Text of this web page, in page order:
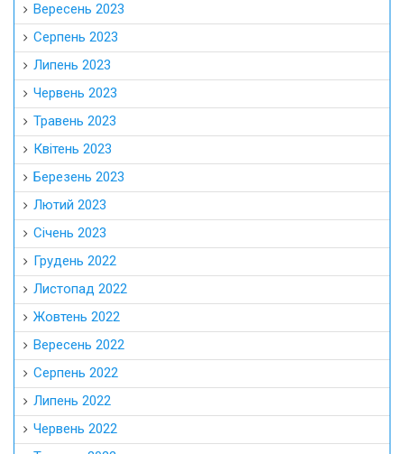
Вересень 2023
Серпень 2023
Липень 2023
Червень 2023
Травень 2023
Квітень 2023
Березень 2023
Лютий 2023
Січень 2023
Грудень 2022
Листопад 2022
Жовтень 2022
Вересень 2022
Серпень 2022
Липень 2022
Червень 2022